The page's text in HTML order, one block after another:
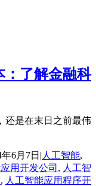
：了解金融科
还是在末日之前最伟
年6月7日 | 人工智能,
用开发公司 , 人工智
, 人工智能应用程序开